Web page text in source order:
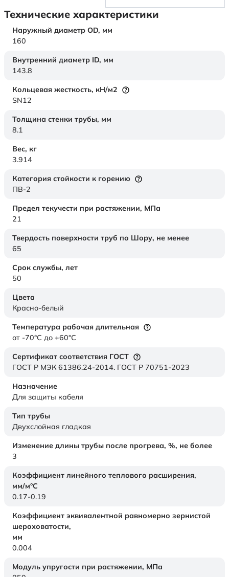
Технические характеристики
Наружный диаметр OD, мм
160
Внутренний диаметр ID, мм
143.8
Кольцевая жесткость, кН/м2
SN12
Толщина стенки трубы, мм
8.1
Вес, кг
3.914
Категория стойкости к горению
ПВ-2
Предел текучести при растяжении, МПа
21
Твердость поверхности труб по Шору, не менее
65
Срок службы, лет
50
Цвета
Красно-белый
Температура рабочая длительная
от -70°C до +60°C
Сертификат соответствия ГОСТ
ГОСТ Р МЭК 61386.24-2014. ГОСТ Р 70751-2023
Назначение
Для защиты кабеля
Тип трубы
Двухслойная гладкая
Изменение длины трубы после прогрева, %, не более
3
Коэффициент линейного теплового расширения,
мм/м°С
0.17-0.19
Коэффициент эквивалентной равномерно зернистой
шероховатости,
мм
0.004
Модуль упругости при растяжении, МПа